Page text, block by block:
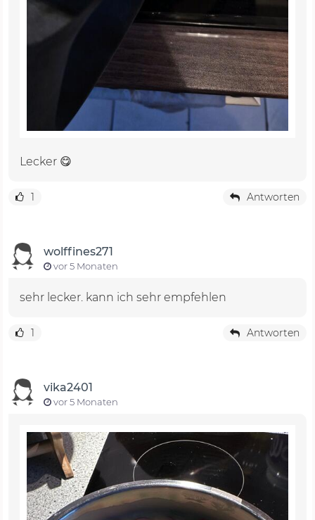
Lecker 😋
1 Antworten
wolffines271
vor 5 Monaten
sehr lecker. kann ich sehr empfehlen
1 Antworten
vika2401
vor 5 Monaten